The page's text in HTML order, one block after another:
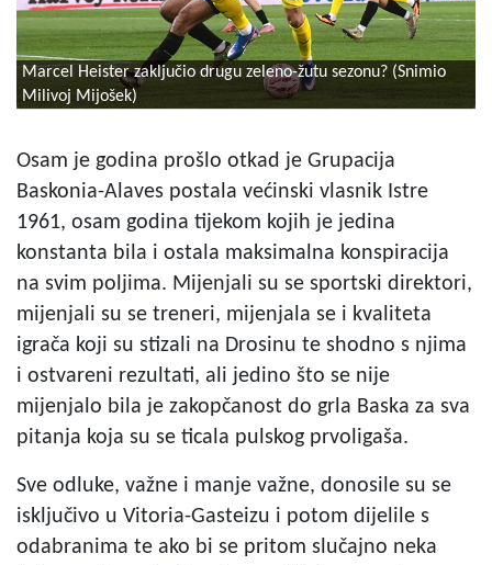
Marcel Heister zaključio drugu zeleno-žutu sezonu? (Snimio
Milivoj Mijošek)
Osam je godina prošlo otkad je Grupacija
Baskonia-Alaves postala većinski vlasnik Istre
1961, osam godina tijekom kojih je jedina
konstanta bila i ostala maksimalna konspiracija
na svim poljima. Mijenjali su se sportski direktori,
mijenjali su se treneri, mijenjala se i kvaliteta
igrača koji su stizali na Drosinu te shodno s njima
i ostvareni rezultati, ali jedino što se nije
mijenjalo bila je zakopčanost do grla Baska za sva
pitanja koja su se ticala pulskog prvoligaša.
Sve odluke, važne i manje važne, donosile su se
isključivo u Vitoria-Gasteizu i potom dijelile s
odabranima te ako bi se pritom slučajno neka